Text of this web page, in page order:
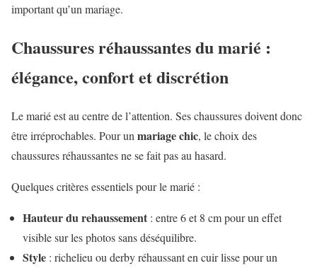
important qu’un mariage.
Chaussures réhaussantes du marié :
élégance, confort et discrétion
Le marié est au centre de l’attention. Ses chaussures doivent donc
être irréprochables. Pour unmariage chic, le choix des
chaussures réhaussantes ne se fait pas au hasard.
Quelques critères essentiels pour le marié :
Hauteur du rehaussement : entre 6 et 8 cm pour un effet
visible sur les photos sans déséquilibre.
Style : richelieu ou derby réhaussant en cuir lisse pour un